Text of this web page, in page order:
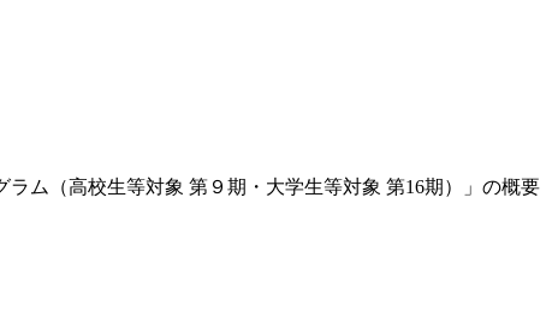
ム（高校生等対象 第９期・大学生等対象 第16期）」の概要